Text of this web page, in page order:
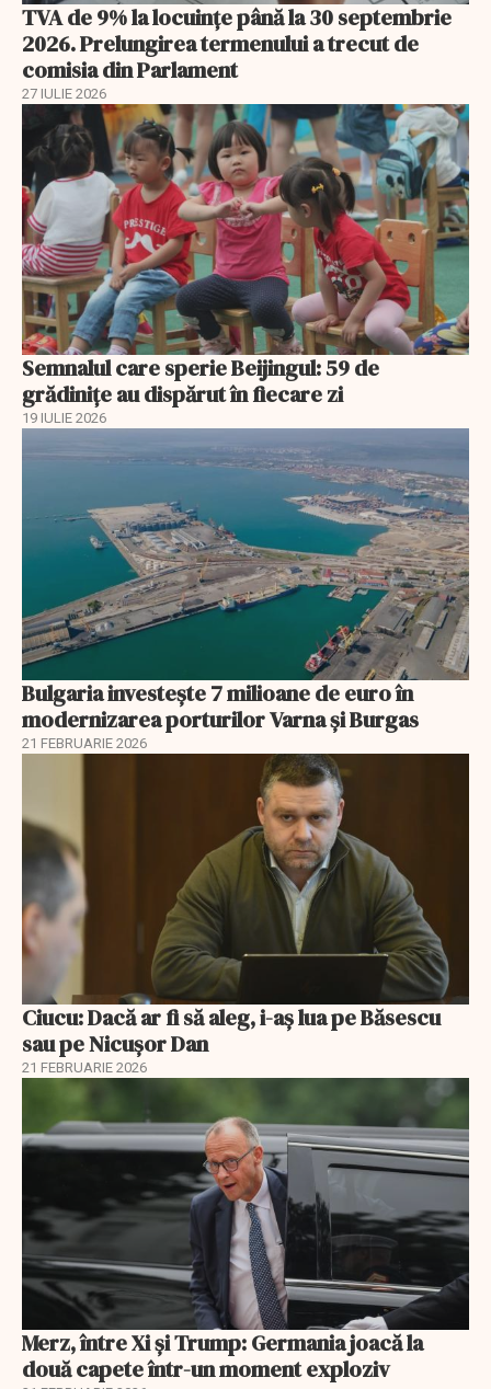
TVA de 9% la locuințe până la 30 septembrie
2026. Prelungirea termenului a trecut de
comisia din Parlament
27 IULIE 2026
Semnalul care sperie Beijingul: 59 de
grădinițe au dispărut în fiecare zi
19 IULIE 2026
Bulgaria investește 7 milioane de euro în
modernizarea porturilor Varna și Burgas
21 FEBRUARIE 2026
Ciucu: Dacă ar fi să aleg, i-aș lua pe Băsescu
sau pe Nicușor Dan
21 FEBRUARIE 2026
Merz, între Xi și Trump: Germania joacă la
două capete într-un moment exploziv